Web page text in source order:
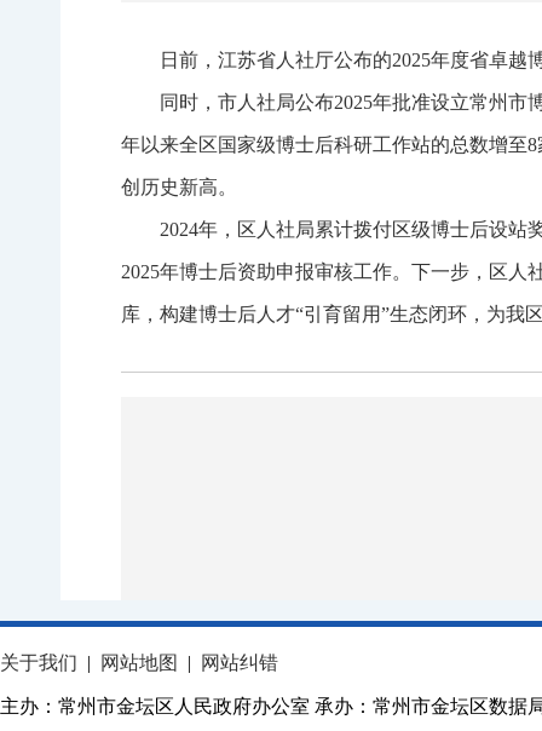
日前，江苏省人社厅公布的2025年度省卓
同时，市人社局公布2025年批准设立常州
年以来全区国家级博士后科研工作站的总数增至
创历史新高。
2024年，区人社局累计拨付区级博士后设站
2025年博士后资助申报审核工作。下一步，区
库，构建博士后人才“引育留用”生态闭环，为我
关于我们 | 网站地图 | 网站纠错
主办：常州市金坛区人民政府办公室 承办：常州市金坛区数据